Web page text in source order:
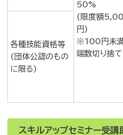
50%
(限度額
円)
※100円未
端数切り捨て
各種技能資格等
(団体公認のもの
に限る)
スキルアップセミナー受講